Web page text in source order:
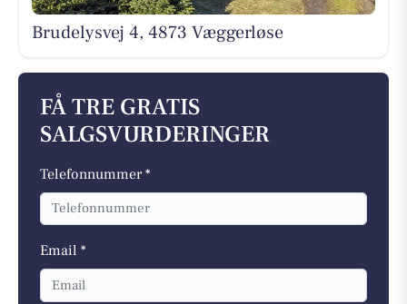
Brudelysvej 4, 4873 Væggerløse
FÅ TRE GRATIS
SALGSVURDERINGER
Telefonnummer *
Email *